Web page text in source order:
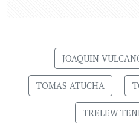
JOAQUIN
TOMAS ATUCHA
TRELEW